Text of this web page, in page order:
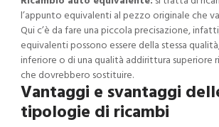
l’appunto equivalenti al pezzo originale che
Qui c’è da fare una piccola precisazione,
equivalenti possono essere della stessa
inferiore o di una qualità addirittura superiore
che dovrebbero sostituire.
Vantaggi e svantaggi
tipologie di ricambi